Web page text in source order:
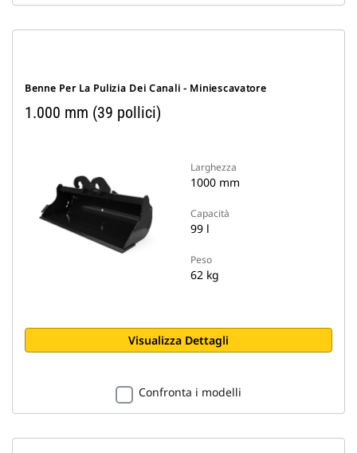
Benne Per La Pulizia Dei Canali - Miniescavatore
1.000 mm (39 pollici)
Larghezza
1000 mm
Capacità
99 l
Peso
62 kg
Visualizza Dettagli
Confronta i modelli